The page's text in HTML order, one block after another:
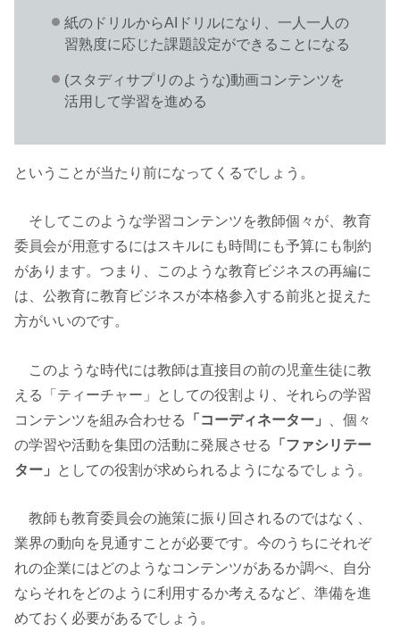
紙のドリルからAIドリルになり、一人一人の
習熟度に応じた課題設定ができることになる
(スタディサプリのような)動画コンテンツを
活用して学習を進める
ということが当たり前になってくるでしょう。
そしてこのような学習コンテンツを教師個々が、教育
委員会が用意するにはスキルにも時間にも予算にも制約
があります。つまり、このような教育ビジネスの再編に
は、公教育に教育ビジネスが本格参入する前兆と捉えた
方がいいのです。
このような時代には教師は直接目の前の児童生徒に教
える「ティーチャー」としての役割より、それらの学習
コンテンツを組み合わせる
「コーディネーター」
、個々
の学習や活動を集団の活動に発展させる
「ファシリテー
ター」
としての役割が求められるようになるでしょう。
教師も教育委員会の施策に振り回されるのではなく、
業界の動向を見通すことが必要です。今のうちにそれぞ
れの企業にはどのようなコンテンツがあるか調べ、自分
ならそれをどのように利用するか考えるなど、準備を進
めておく必要があるでしょう。